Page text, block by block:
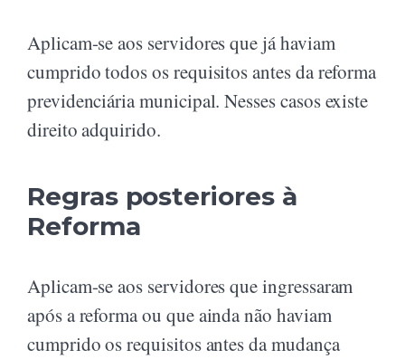
Aplicam-se aos servidores que já haviam
cumprido todos os requisitos antes da reforma
previdenciária municipal. Nesses casos existe
direito adquirido.
Regras posteriores à
Reforma
Aplicam-se aos servidores que ingressaram
após a reforma ou que ainda não haviam
cumprido os requisitos antes da mudança